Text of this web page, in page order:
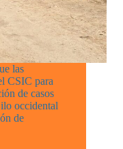
las
CSIC para
de casos
occidental
de